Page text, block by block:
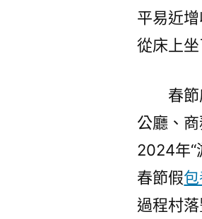
平易近
從床上
春
公廳、
2024年“
春節假
過程村